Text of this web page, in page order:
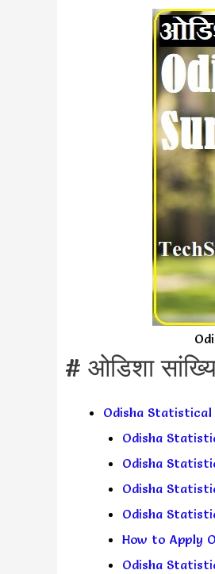
# ओडिशा
Odisha
Odisha
Odisha
Odisha
Odisha
How to Apply
Odisha